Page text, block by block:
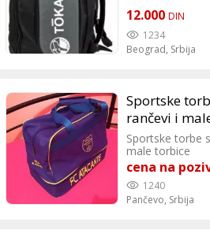
opremu za
pregrada čini
kombinacijom
Monsterbag se
preko ramena,
12.000 DIN
1234
Beograd, Srbija
Sportske
rančevi i
Sportske torbe
male torbice
cena na
1240
Pančevo, Srbija